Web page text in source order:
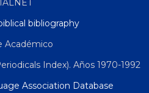
bibliography
Académico
Index). Años 1970-1992
Association Database